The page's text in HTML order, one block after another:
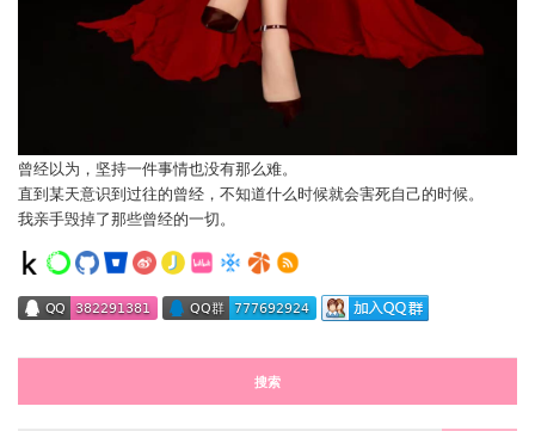
曾经以为，坚持一件事情也没有那么难。
直到某天意识到过往的曾经，不知道什么时候就会害死自己的时候。
我亲手毁掉了那些曾经的一切。
搜索